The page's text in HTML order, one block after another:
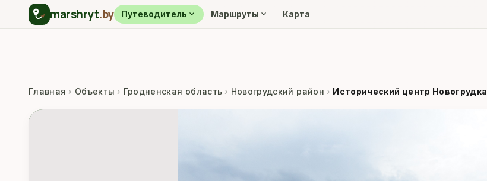
marshryt.by Путеводитель expand_more Маршруты expand_more Карта
Главная › Объекты › Гродненская область › Новогрудский район › Исторический центр Новогрудка